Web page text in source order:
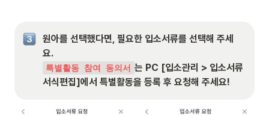
원아를 선택했다면, 필요한 입소서류를 선택해 주세
특별활동 참여 동의서 는 PC [입소관리 > 입소서류
서식편집]에서 특별활동을 등록 후 요청해 주세요!